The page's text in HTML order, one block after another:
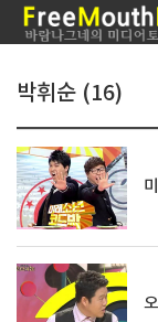
박휘순 (16)